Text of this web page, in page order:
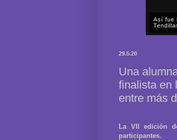
Así fue
29.5.20
Una
finalista en
entre más
La VII edición
participantes.